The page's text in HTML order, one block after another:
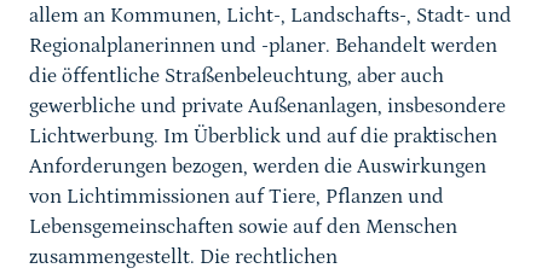
allem an Kommunen, Licht-, Landschafts-, Stadt- und
Regionalplanerinnen und -planer. Behandelt werden
die öffentliche Straßenbeleuchtung, aber auch
gewerbliche und private Außenanlagen, insbesondere
Lichtwerbung. Im Überblick und auf die praktischen
Anforderungen bezogen, werden die Auswirkungen
von Lichtimmissionen auf Tiere, Pflanzen und
Lebensgemeinschaften sowie auf den Menschen
zusammengestellt. Die rechtlichen